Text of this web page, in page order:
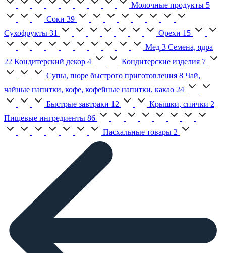
Молочные продукты 5
Соки 39
Сухофрукты 31 Орехи 15
Мед 3 Семена, ядра
22 Кондитерский декор 4 Кондитерские изделия 7
Супы, пюре быстрого приготовления 8 Чай,
чайные напитки, кофе, кофейные напитки, какао 24
Быстрые завтраки 12 Крышки, спички 2
Пищевые ингредиенты 86
Пасхальные товары 2